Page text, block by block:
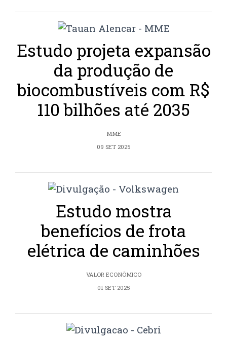
Estudo projeta expansão
da produção de
biocombustíveis com R$
110 bilhões até 2035
MME
09 SET 2025
Estudo mostra
benefícios de frota
elétrica de caminhões
VALOR ECONÔMICO
01 SET 2025